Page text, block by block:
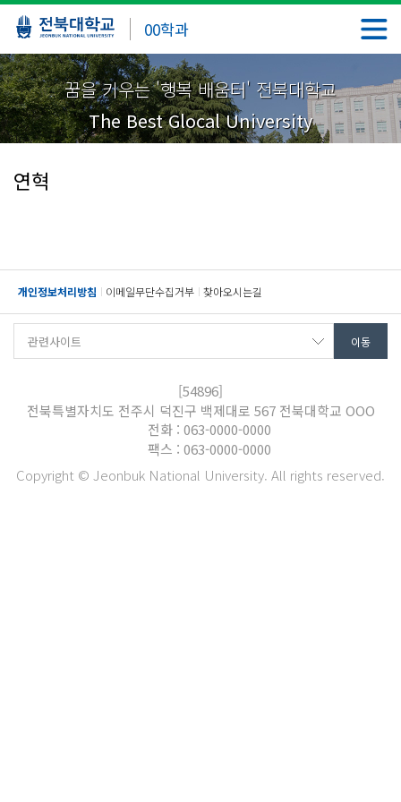
00학과
꿈을 키우는 '행복 배움터' 전북대학교
The Best Glocal University
연혁
개인정보처리방침 이메일무단수집거부 찾아오시는길
[54896]
전북특별자치도 전주시 덕진구 백제대로 567 전북대학교 OOO
전화 : 063-0000-0000
팩스 : 063-0000-0000
Copyright © Jeonbuk National University. All rights reserved.